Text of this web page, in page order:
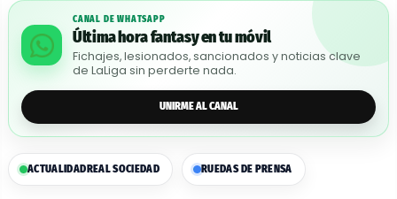
CANAL DE WHATSAPP
Última hora fantasy en tu móvil
Fichajes, lesionados, sancionados y noticias clave
de LaLiga sin perderte nada.
UNIRME AL CANAL
ACTUALIDADREAL SOCIEDAD RUEDAS DE PRENSA